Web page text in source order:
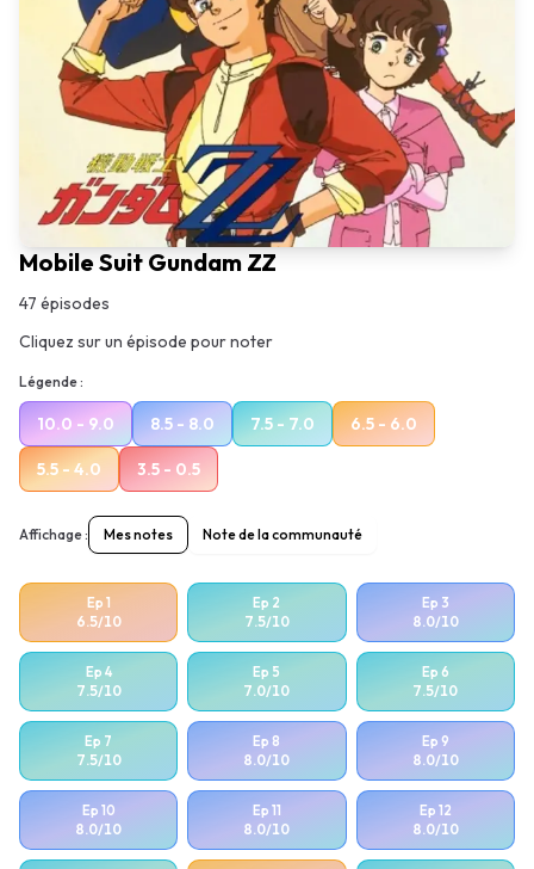
Mobile Suit Gundam ZZ
47 épisodes
Cliquez sur un épisode pour noter
Légende :
10.0 - 9.0 8.5 - 8.0 7.5 - 7.0 6.5 - 6.0
5.5 - 4.0 3.5 - 0.5
Affichage : Mes notes Note de la communauté
Ep 1
6.5/10
Ep 2
7.5/10
Ep 3
8.0/10
Ep 4
7.5/10
Ep 5
7.0/10
Ep 6
7.5/10
Ep 7
7.5/10
Ep8
8.0/10
Ep 9
8.0/10
Ep 10
8.0/10
Ep 11
8.0/10
Ep 12
8.0/10